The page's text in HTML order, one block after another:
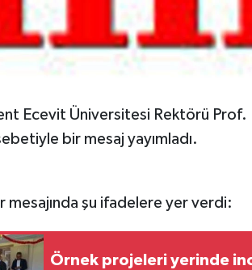
Ecevit Üniversitesi Rektörü Prof.
bir mesaj yayımladı.
mesajında şu ifadelere yer verdi:
Örnek projeleri yerinde